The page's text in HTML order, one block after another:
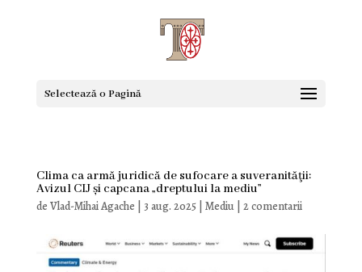
Selectează o Pagină
Clima ca armă juridică de sufocare a suveranităţii:
Avizul CIJ și capcana „dreptului la mediu”
de Vlad-Mihai Agache 3 aug. 2025| Mediu| 2 comentarii